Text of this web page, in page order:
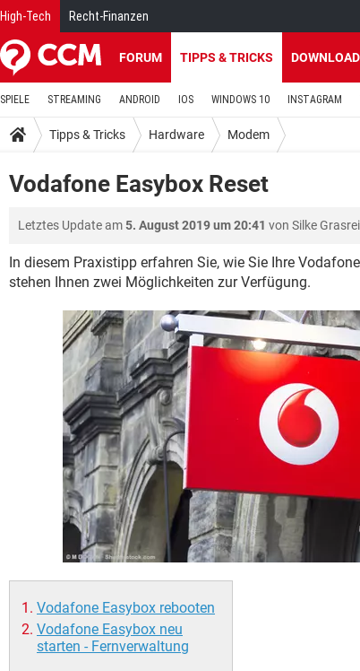
High-Tech Recht-Finanzen
FORUM TIPPS & TRICKS
SPIELE STREAMING ANDROID IOS WINDOWS 10 INSTAGRAM
Tipps & Tricks Hardware Modem
Vodafone Easybox Reset
Letztes Update am5. August 2019 um 20:41 von Silke
In diesem Praxistipp erfahren Sie, wie Sie Ihre
stehen Ihnen zwei Möglichkeiten zur Verfügung.
Vodafone Easybox rebooten
Vodafone Easybox neu
starten - Fernverwaltung